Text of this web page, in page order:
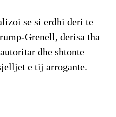
se si erdhi deri te
Grenell, derisa tha
dhe shtonte
e tij arrogante.